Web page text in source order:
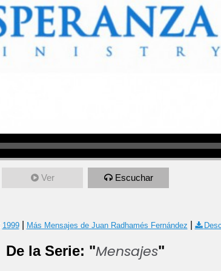
Ver Escuchar
1999| Más Mensajes de Juan Radhamés Fernández
De la Serie: "Mensajes"